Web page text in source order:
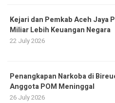
Kejari dan Pemkab Aceh Jaya
Miliar Lebih Keuangan Negara
22 July 2026
Penangkapan Narkoba di
Anggota POM Meninggal
26 July 2026